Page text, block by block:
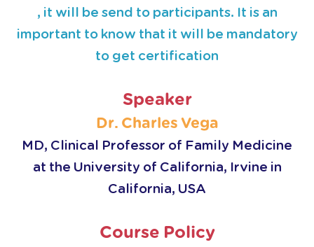
, it will be send to participants. It is an
important to know that it will be mandatory
to get certification
Speaker
Dr. Charles Vega
MD, Clinical Professor of Family Medicine
at the University of California, Irvine in
California, USA
Course Policy